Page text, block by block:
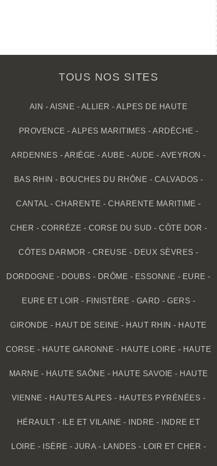
TOUS NOS SITES
AIN - AISNE - ALLIER -ALPES DE HAUTE
PROVENCE - ALPES MARITIMES - ARDÈCHE -
ARDENNES - ARIÈGE -AUBE - AUDE -AVEYRON -
BAS RHIN - BOUCHES DU RHÔNE - CALVADOS -
CANTAL - CHARENTE -CHARENTE MARITIME -
CHER - CORRÈZE - CORSE DU SUD - CÔTE DOR -
CÔTES DARMOR - CREUSE - DEUX SÈVRES -
DORDOGNE - DOUBS - DRÔME - ESSONNE - EURE -
EURE ET LOIR - FINISTÈRE - GARD - GERS -
GIRONDE - HAUT DE SEINE - HAUT RHIN - HAUTE
CORSE - HAUTE GARONNE - HAUTE LOIRE - HAUTE
MARNE - HAUTE SAÔNE - HAUTE SAVOIE - HAUTE
VIENNE - HAUTES ALPES - HAUTES PYRÉNÉES -
HÉRAULT - ILE ET VILAINE - INDRE - INDRE ET
LOIRE - ISÈRE - JURA - LANDES - LOIR ET CHER -